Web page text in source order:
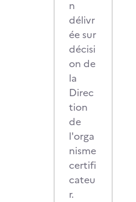
n
délivr
ée sur
décisi
on de
la
Direc
tion
de
l'orga
nisme
certifi
cateu
r.